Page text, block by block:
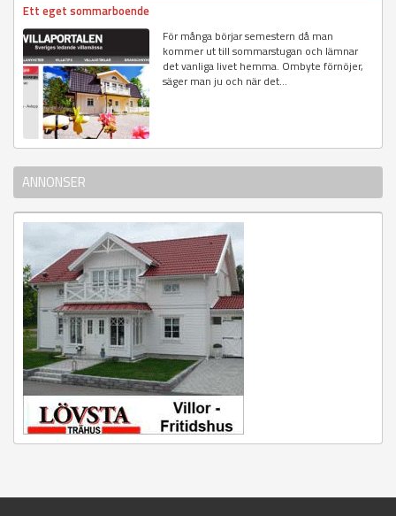
Ett eget sommarboende
För många börjar semestern då man
kommer ut till sommarstugan och lämnar
det vanliga livet hemma. Ombyte förnöjer,
säger man ju och när det...
ANNONSER